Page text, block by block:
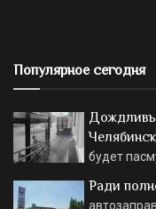
Популярное сегодня
будет
Ради